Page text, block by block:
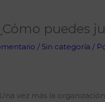
puedes
/ Sin categoría /
vez más la